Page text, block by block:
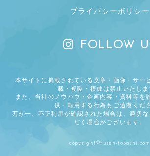
プライバシーポリシー
FOLLOW
本サイトに掲載されている文章・画像・サー
載・複製・模倣は禁止いたしま
また、当社のノウハウ・企画内容・資料等を
供・転用する行為もご遠慮くだ
万が一、不正利用が確認された場合は、適切
だく場合がございます。
copyright©fusen-tobashi.com